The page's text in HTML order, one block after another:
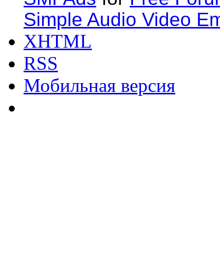
Simple Audio Video
XHTML
RSS
Мобильная версия